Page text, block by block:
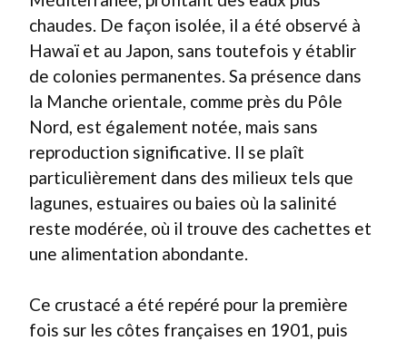
chaudes. De façon isolée, il a été observé à
Hawaï et au Japon, sans toutefois y établir
de colonies permanentes. Sa présence dans
la Manche orientale, comme près du Pôle
Nord, est également notée, mais sans
reproduction significative. Il se plaît
particulièrement dans des milieux tels que
lagunes, estuaires ou baies où la salinité
reste modérée, où il trouve des cachettes et
une alimentation abondante.
Ce crustacé a été repéré pour la première
fois sur les côtes françaises en 1901, puis